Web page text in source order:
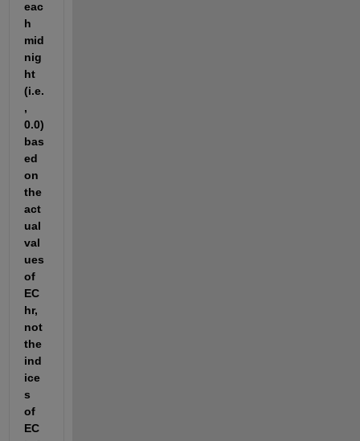
eac
h
mid
nig
ht
(i.e.
,
0.0)
bas
ed
on
the
act
ual
val
ues
of
EC
hr,
not
the
ind
ice
s
of
EC